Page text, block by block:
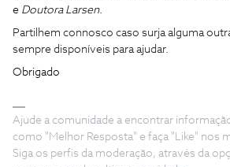
e Doutora Larsen.
Partilhem connosco caso surja alguma
sempre disponíveis para ajudar.
Obrigado
Ajude a comunidade a encontrar
como "Melhor Resposta" e faça "Like" nos
Siga os perfis da moderação, através da